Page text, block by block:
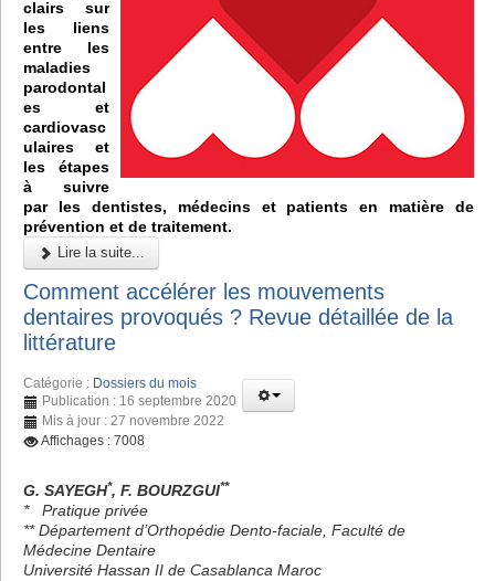
clairs sur
les liens
entre les
maladies
parodontal
es et
cardiovasc
ulaires et
les étapes
à suivre
par les dentistes, médecins et patients en matière de
prévention et de traitement.
Lire la suite...
Comment accélérer les mouvements
dentaires provoqués ? Revue détaillée de la
littérature
Catégorie : Dossiers du mois
Publication : 16 septembre 2020
Mis à jour : 27 novembre 2022
Affichages : 7008
G. SAYEGH*, F. BOURZGUI**
*
Pratique privée
** Département d’Orthopédie Dento-faciale, Faculté de
Médecine Dentaire
Université Hassan II de Casablanca Maroc